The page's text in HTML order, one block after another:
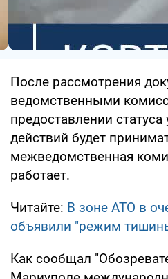
После рассмотрения
ведомственными
предоставлении
действий будет
межведомственная
работает.
Читайте: В зоне АТО в
объявили "режим
Как сообщал